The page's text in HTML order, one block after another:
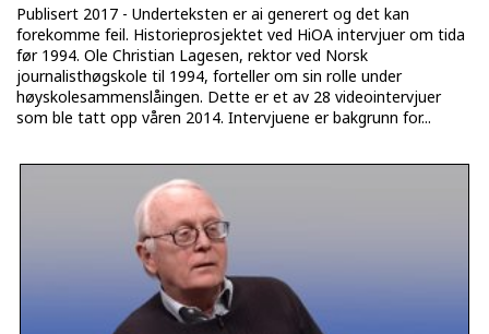
Publisert 2017 - Underteksten er ai generert og det kan
forekomme feil. Historieprosjektet ved HiOA intervjuer om tida
før 1994. Ole Christian Lagesen, rektor ved Norsk
journalisthøgskole til 1994, forteller om sin rolle under
høyskolesammenslåingen. Dette er et av 28 videointervjuer
som ble tatt opp våren 2014. Intervjuene er bakgrunn for...